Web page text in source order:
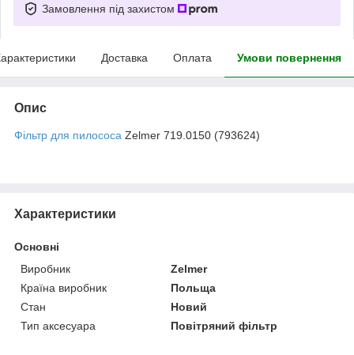
Замовлення під захистом
Доставка Оплата Умови повернення
Опис
Фільтр для пилососа Zelmer 719.0150 (793624)
Характеристики
Основні
Виробник
Zelmer
Країна виробник
Польща
Стан
Новий
Тип аксесуара
Повітряний фільтр